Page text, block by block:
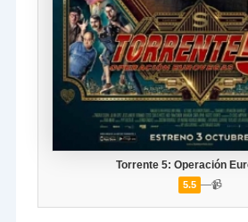
Torrente 5: Operación
5.5 —📹